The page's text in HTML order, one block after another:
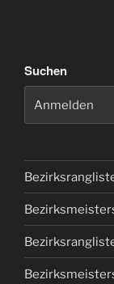
Suchen